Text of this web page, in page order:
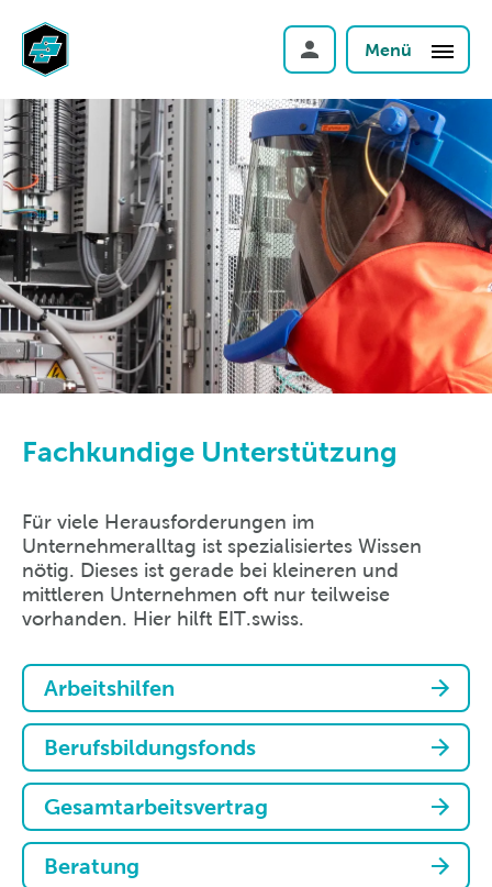
Menü
Fachkundige Unterstützung
Für viele Herausforderungen im
Unternehmeralltag ist spezialisiertes Wissen
nötig. Dieses ist gerade bei kleineren und
mittleren Unternehmen oft nur teilweise
vorhanden. Hier hilft EIT.swiss.
Arbeitshilfen
Berufsbildungsfonds
Gesamtarbeitsvertrag
Beratung